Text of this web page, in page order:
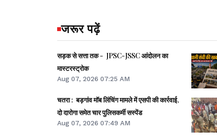
जरूर पढ़ें
सड़क से सत्ता तक - JPSC-JSSC आंदोलन का
मास्टरस्ट्रोक
Aug 07, 2026 07:25 AM
चतरा : बड़गांव मॉब लिंचिंग मामले में एसपी की कार्रवाई,
दो दारोगा समेत चार पुलिसकर्मी सस्पेंड
Aug 07, 2026 07:49 AM